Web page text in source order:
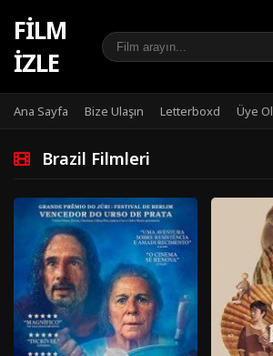
FILM
IZLE
Ana Sayfa Bize Ulaşın Letterboxd Üye Ol
Brazil Filmleri